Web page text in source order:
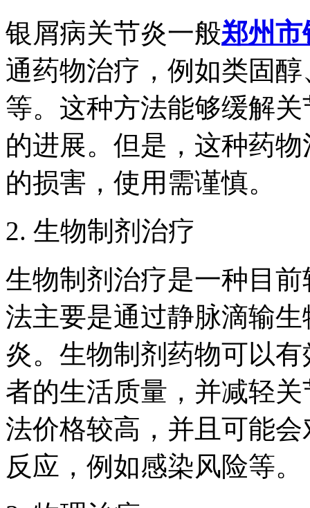
银屑病关节炎一般郑州
通药物治疗，例如类固
等。这种方法能够缓解
的进展。但是，这种药
的损害，使用需谨慎。
2. 生物制剂治疗
生物制剂治疗是一种目
法主要是通过静脉滴输
炎。生物制剂药物可以
者的生活质量，并减轻
法价格较高，并且可能
反应，例如感染风险等。